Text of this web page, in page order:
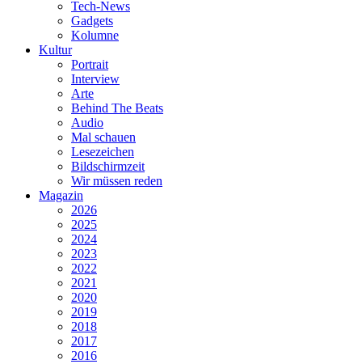
Tech-News
Gadgets
Kolumne
Kultur
Portrait
Interview
Arte
Behind The Beats
Audio
Mal schauen
Lesezeichen
Bildschirmzeit
Wir müssen reden
Magazin
2026
2025
2024
2023
2022
2021
2020
2019
2018
2017
2016